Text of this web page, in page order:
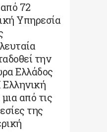
72
Υπηρεσία
την
Ελλάδος
από τις
της